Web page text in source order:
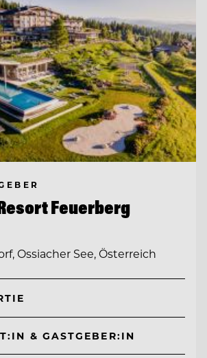
Feuerberg
Ossiacher See, Österreich
& GASTGEBER:IN